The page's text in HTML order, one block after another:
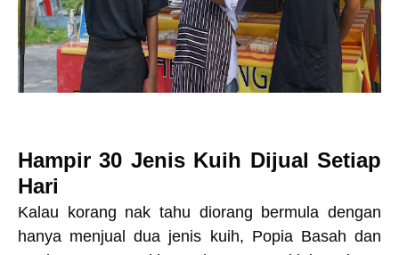
Hampir 30 Jenis Kuih Dijual Setiap
Hari
Kalau korang nak tahu diorang bermula dengan
hanya menjual dua jenis kuih, Popia Basah dan